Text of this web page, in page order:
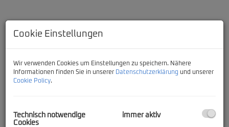
Beschreibung
Cookie Einstellungen
Wir verwenden Cookies um Einstellungen zu speichern. Nähere
Informationen finden Sie in unserer Datenschutzerklärung und unserer
Cookie Policy.
Technisch notwendige
Cookies
immer aktiv